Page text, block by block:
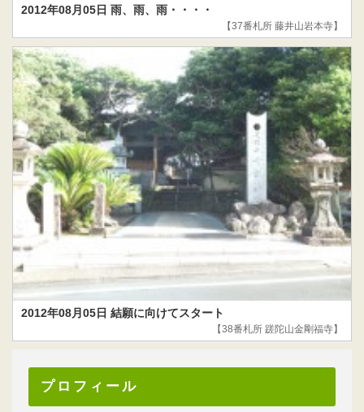
2012年08月05日 雨、雨、雨・・・・
【37番札所 藤井山岩本寺】
2012年08月05日 結願に向けてスタート
【38番札所 蹉陀山金剛福寺】
プロフィール